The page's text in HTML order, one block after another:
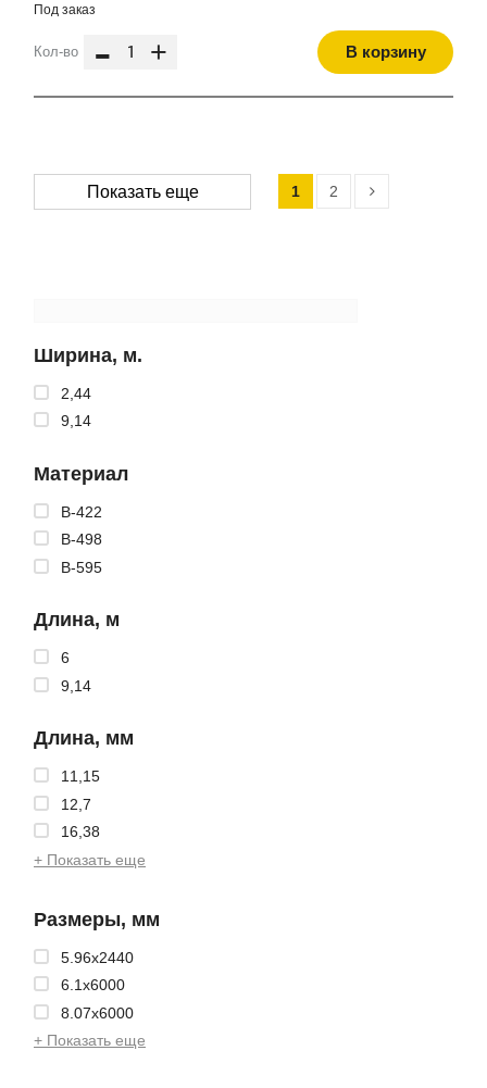
Ширина, м.
2,44
9,14
Материал
B-422
B-498
B-595
Длина, м
6
9,14
Длина, мм
11,15
12,7
16,38
+ Показать еще
Размеры, мм
5.96x2440
6.1x6000
8.07x6000
+ Показать еще
Под заказ
Кол-во - + В корзину
Показать еще 1 2